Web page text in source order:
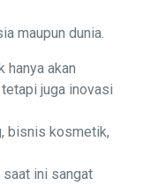
maupun dunia.
hanya akan
juga inovasi
bisnis kosmetik,
ini sangat